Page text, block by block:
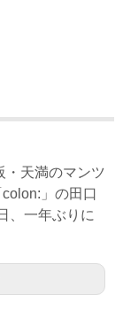
・天満のマンツ
」の田口
、一年ぶりに